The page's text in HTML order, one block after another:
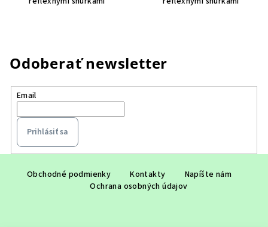
Odoberať newsletter
Email
Prihlásiť sa
Obchodné podmienky Kontakty
Napíšte nám
Ochrana osobných údajov